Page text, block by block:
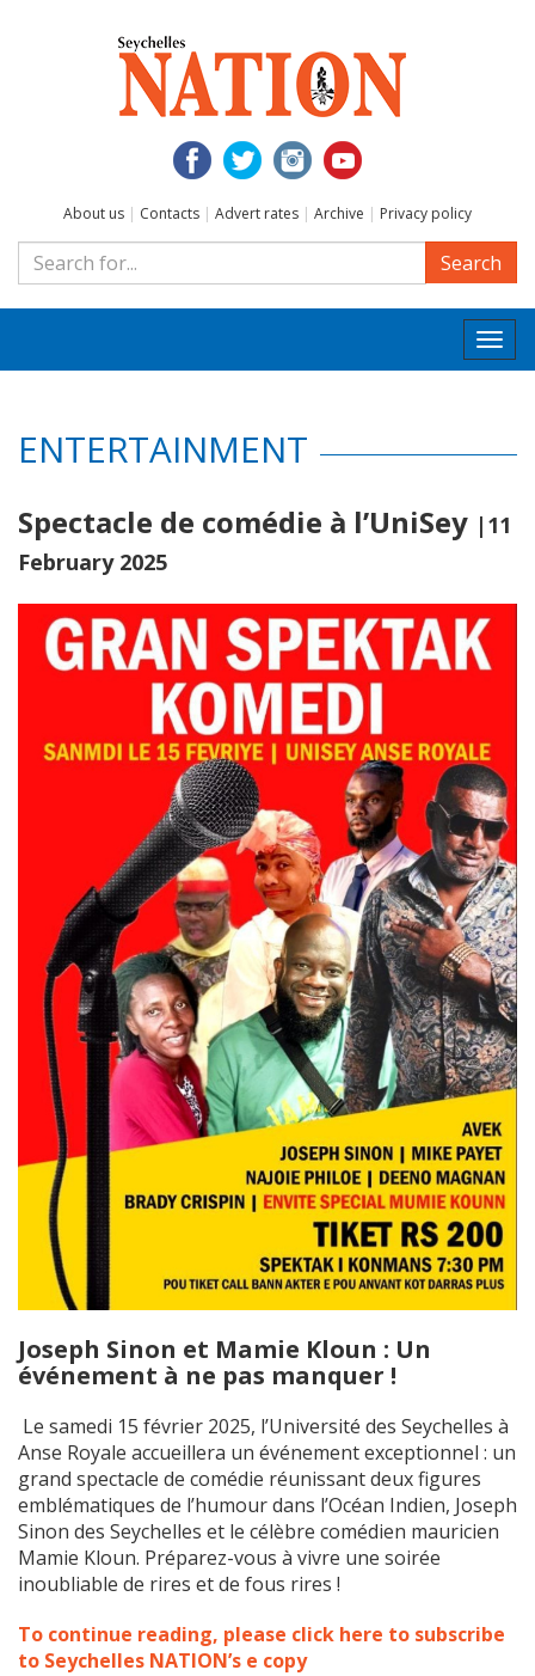
About us | Contacts | Advert rates | Archive | Privacy policy
Search
ENTERTAINMENT
Spectacle de comédie à l’UniSey |11
February 2025
Joseph Sinon et Mamie Kloun : Un
événement à ne pas manquer !
Le samedi 15 février 2025, l’Université des Seychelles à
Anse Royale accueillera un événement exceptionnel : un
grand spectacle de comédie réunissant deux figures
emblématiques de l’humour dans l’Océan Indien, Joseph
Sinon des Seychelles et le célèbre comédien mauricien
Mamie Kloun. Préparez-vous à vivre une soirée
inoubliable de rires et de fous rires !
To continue reading, please click here to subscribe
to Seychelles NATION’s e copy